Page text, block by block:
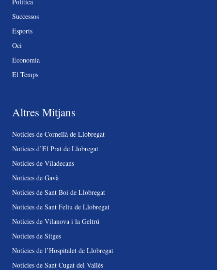
Successos
Esports
Oci
Economia
El Temps
Altres Mitjans
Notícies de Cornellà de Llobregat
Notícies d’El Prat de Llobregat
Notícies de Viladecans
Notícies de Gavà
Notícies de Sant Boi de Llobregat
Notícies de Sant Feliu de Llobregat
Notícies de Vilanova i la Geltrú
Notícies de Sitges
Notícies de l’Hospitalet de Llobregat
Notícies de Sant Cugat del Vallès